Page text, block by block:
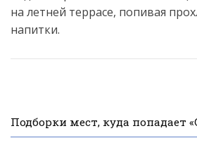
на летней террасе, попивая
напитки.
Подборки мест, куда попадает